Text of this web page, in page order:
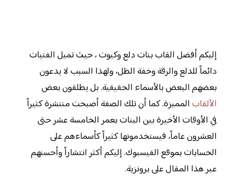
إليكمأفضلالقاب بنات دلع وكيوت ،حيث تميل الفتيات
دائماً للدلع والرقة وخفة الظل، ولهذا السبب لا يدعون
بعضهم البعض بالأسماء الحقيقية. بل يطلقون بعض
الألقابالمميزة. كما أن تلك الصفة أصبحت منتشرة كثيراً
في الأوقات الأخيرة بين البنات بعمر الخامسة عشر حتى
العشرون عاماً، فيستخدمونها كثيراً كأسماءهم على
الحسابات بموقع الفيسبوك. إليكم أكثر انتشاراً وأحسنهم
عبر هذا المقال على برونزية.